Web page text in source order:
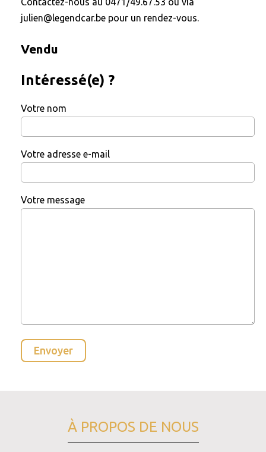
julien@legendcar.be pour un rendez-vous.
Vendu
Intéressé(e) ?
Votre nom
Votre adresse e-mail
Votre message
À PROPOS DE NOUS